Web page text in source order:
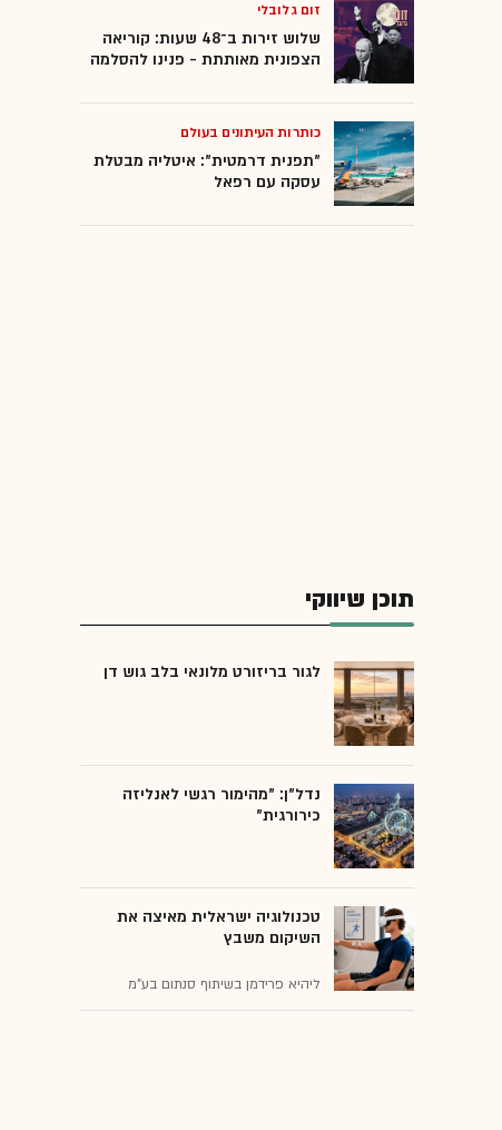
זום גלובלי
שלוש זירות ב־48 שעות: קוריאה
הצפונית מאותתת - פנינו להסלמה
כותרות העיתונים בעולם
"תפנית דרמטית": איטליה מבטלת
עסקה עם רפאל
תוכן שיווקי
לגור בריזורט מלונאי בלב גוש דן
נדל"ן: "מהימור רגשי לאנליזה
כירורגית"
טכנולוגיה ישראלית מאיצה את
השיקום משבץ
ליהיא פרידמן בשיתוף סנתום בע"מ